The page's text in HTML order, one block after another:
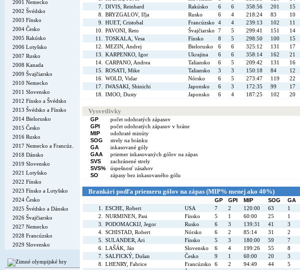
2001 Nemecko
2002 Švédsko
2003 Fínsko
2004 Česko
2005 Rakúsko
2006 Lotyšsko
2007 Rusko
2008 Kanada
2009 Švajčiarsko
2010 Nemecko
2011 Slovensko
2012 Fínsko a Švédsko
2013 Švédsko a Fínsko
2014 Bielorusko
2015 Česko
2016 Rusko
2017 Nemecko a Francúz.
2018 Dánsko
2019 Slovensko
2021 Lotyšsko
2022 Fínsko
2023 Fínsko a Lotyšsko
2024 Česko
2025 Švédsko a Dánsko
2026 Švajčiarsko
2027 Nemecko
2028 Francúzsko
2029 Slovensko
7.
DIVIS, Reinhard Rakúsko 6 6 358:56 201 15
8.
BRYZGALOV, Iľja Rusko 6 4 218:24 83 10
9.
HUET, Cristobal Francúzsko 4 4 239:13 102 11
10.
PAVONI, Reto Švajčiarsko 7 5 299:41 151 14
11.
TOSKALA, Vesa Fínsko 8 5 298:50 100 15
12.
MEZIN, Andrej Bielorusko 6 6 325:12 131 17
13.
KARPENKO, Igor Ukrajina 6 6 358:14 162 21
14.
CARPANO, Andrea Taliansko 6 5 209:42 131 16
15.
ROSATI, Mike Taliansko 3 3 150:18 84 12
16.
WOLD, Vidar Nórsko 6 5 273:47 119 22
17.
IWASAKI, Shinichi Japonsko 6 3 172:35 99 17
18.
IMOO, Dusty Japonsko 6 4 187:25 102 20
Vysvetlivky
GP
počet odohratých zápasov
GPI
počet odohratých zápasov v bráne
MIP
odohraté minúty
SOG
strely na bránku
GA
inkasované góly
GAA
priemer inkasovaných gólov na zápas
SVS
zachránené strely
SVS%
úspešnosť zásahov
SO
zápasy bez inkasovaného gólu
Brankári podľa priemeru gólov na zápas (MIP% menej ako 40%)
GP GPI MIP SOG GA
1.
ESCHE, Robert USA 7 2 120:00 63 1
2.
NURMINEN, Pasi Fínsko 5 1 60:00 25 1
3.
PODOMACKIJ, Jegor Rusko 6 3 139:31 41 3
4.
SCHISTAD, Robert Nórsko 6 2 85:14 31 2
5.
SULANDER, Ari Fínsko 5 3 180:00 59 7
6.
LAŠÁK, Ján Slovensko 6 4 199:26 55 8
7.
SALFICKÝ, Dušan Česko 9 1 60:00 20 3
8.
LHENRY, Fabrice Francúzsko 6 2 94:49 44 5